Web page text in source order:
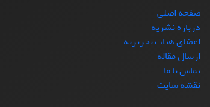
صفحه اصلی
درباره نشریه
اعضای هیات تحریریه
ارسال مقاله
تماس با ما
نقشه سایت